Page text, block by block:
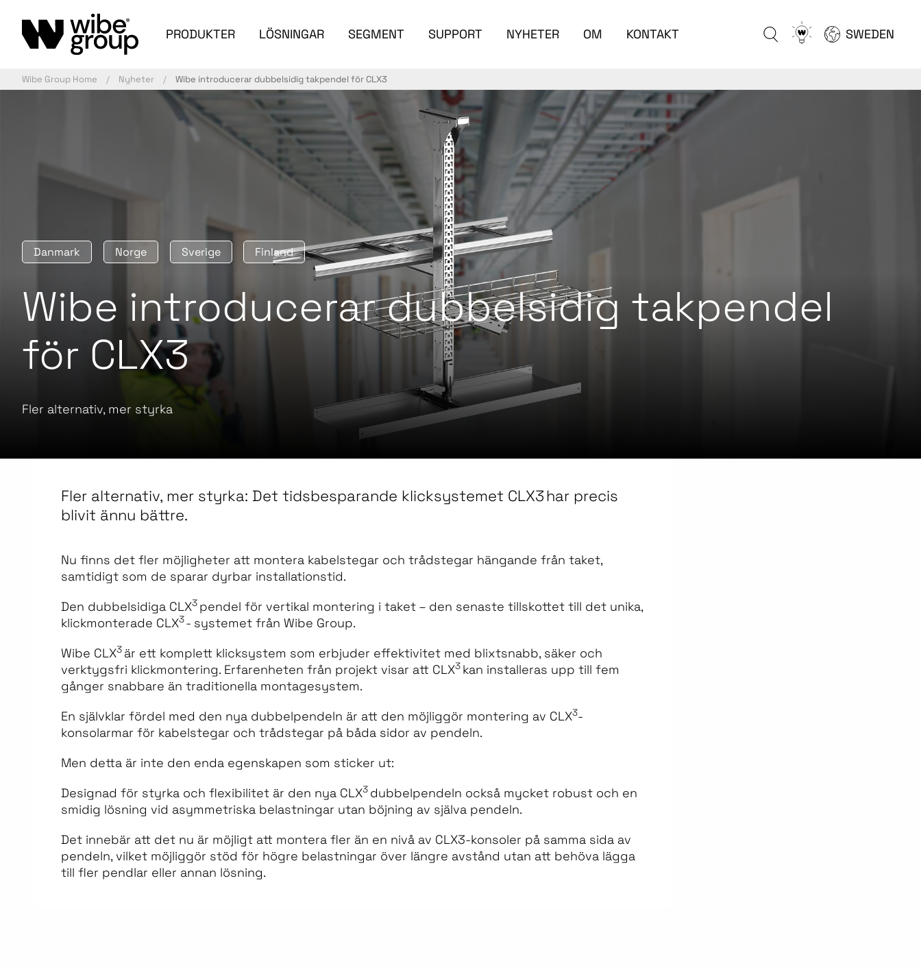
PRODUKTER LÖSNINGAR SEGMENT SUPPORT NYHETER OM KONTAKT
Go
to
SWEDEN
Wibe Group Home Nyheter Wibe introducerar dubbelsidig takpendel för CLX3
Danmark Norge Sverige Finland
Wibe introducerar dubbelsidig takpendel
för CLX3
Fler alternativ, mer styrka
Fler alternativ, mer styrka: Det tidsbesparande klicksystemet CLX3 har precis
blivit ännu bättre.
Nu finns det fler möjligheter att montera kabelstegar och trådstegar hängande från taket,
samtidigt som de sparar dyrbar installationstid.
Den dubbelsidiga CLX3 pendel för vertikal montering i taket – den senaste tillskottet till det unika,
klickmonterade CLX3- systemet från Wibe Group.
Wibe CLX3 är ett komplett klicksystem som erbjuder effektivitet med blixtsnabb, säker och
verktygsfri klickmontering. Erfarenheten från projekt visar att CLX3 kan installeras upp till fem
gånger snabbare än traditionella montagesystem.
En självklar fördel med den nya dubbelpendeln är att den möjliggör montering av CLX3-
konsolarmar för kabelstegar och trådstegar på båda sidor av pendeln.
Men detta är inte den enda egenskapen som sticker ut:
Designad för styrka och flexibilitet är den nya CLX3 dubbelpendeln också mycket robust och en
smidig lösning vid asymmetriska belastningar utan böjning av själva pendeln.
Det innebär att det nu är möjligt att montera fler än en nivå av CLX3-konsoler på samma sida av
pendeln, vilket möjliggör stöd för högre belastningar över längre avstånd utan att behöva lägga
till fler pendlar eller annan lösning.